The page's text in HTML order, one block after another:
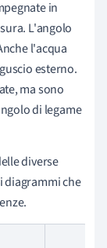
in
L'angolo
l'acqua
esterno.
ma sono
di legame
diverse
diagrammi che